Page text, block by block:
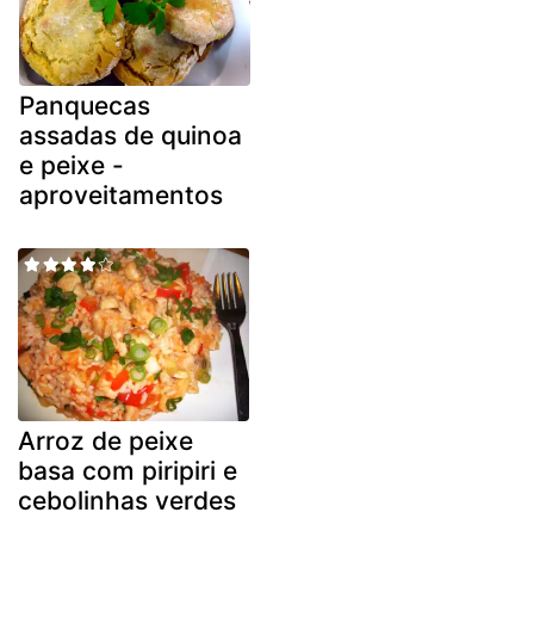
Panquecas
assadas de quinoa
e peixe -
aproveitamentos
Arroz de peixe
basa com piripiri e
cebolinhas verdes